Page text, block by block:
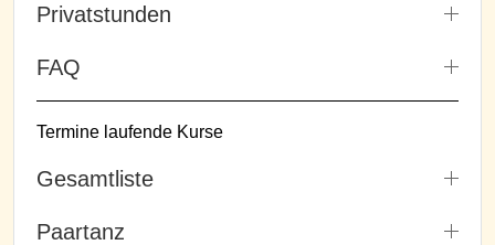
Privatstunden
FAQ
Termine laufende Kurse
Gesamtliste
Paartanz